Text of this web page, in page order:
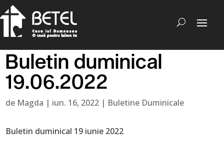
Buletin duminical
19.06.2022
de Magda | iun. 16, 2022 | Buletine Duminicale
Buletin duminical 19 iunie 2022